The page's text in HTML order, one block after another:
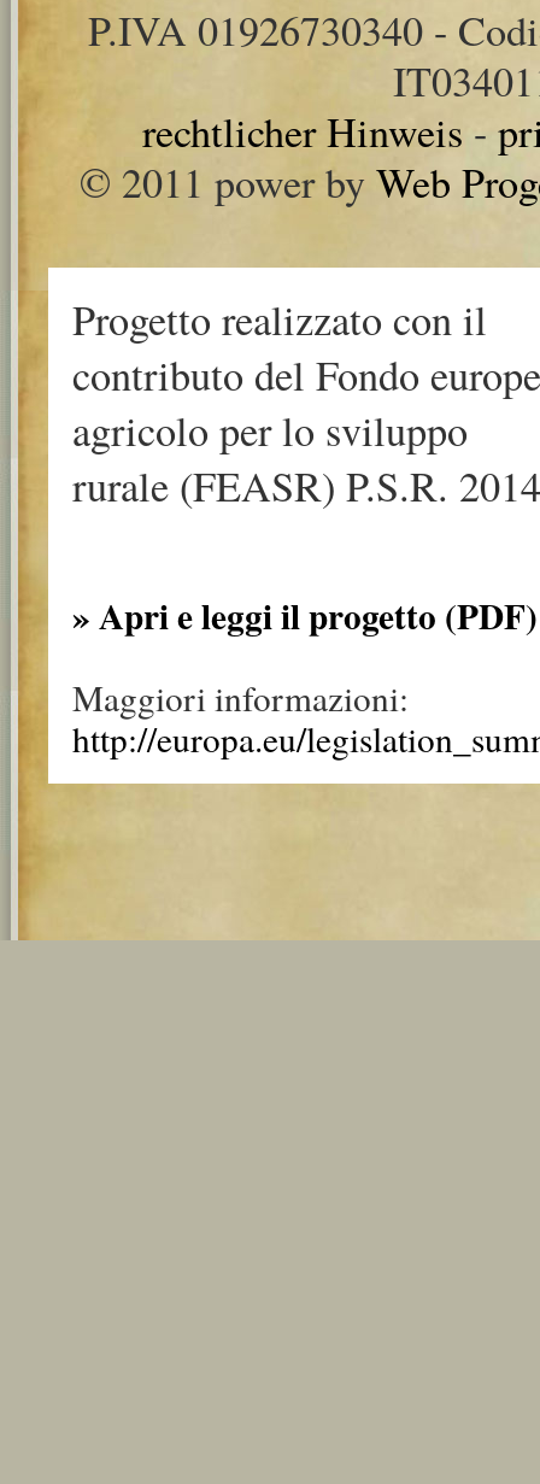
P.IVA 01926730340 -
rechtlicher Hinweis -
© 2011 power by Web
Progetto realizzato con il
contributo del Fondo
agricolo per lo sviluppo
rurale (FEASR) P.S.R.
» Apri e leggi il progetto (PDF)
Maggiori informazioni:
http://europa.eu/